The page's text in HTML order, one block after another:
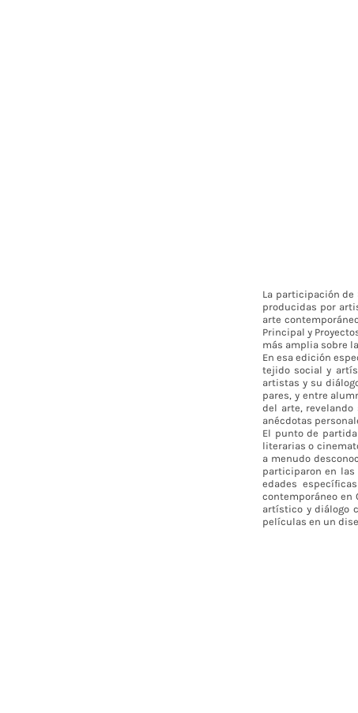
La participación de
producidas por
arte
Principal y
más amplia sobre
En esa edición
tejido social y
artistas y su
pares, y entre
del arte,
anécdotas
El punto de
literarias o
a menudo
participaron en las
edades
contemporáneo
artístico y diálogo
películas en un